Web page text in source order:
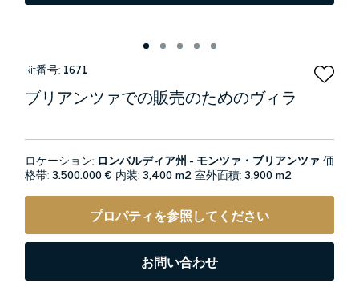
Rif番号: 1671
ブリアンツァでの販売のためのヴィラ
ロケーション: ロンバルディア州 - モンツァ・ブリアンツァ 価
格帯:3.500.000 € 内装:3,400 m2室外面積:3,900 m2
プロパティを参照してください
お問い合わせ